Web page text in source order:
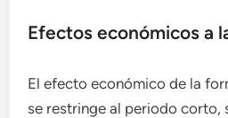
Efectos económicos a
El efecto económico de la
se restringe al periodo corto,